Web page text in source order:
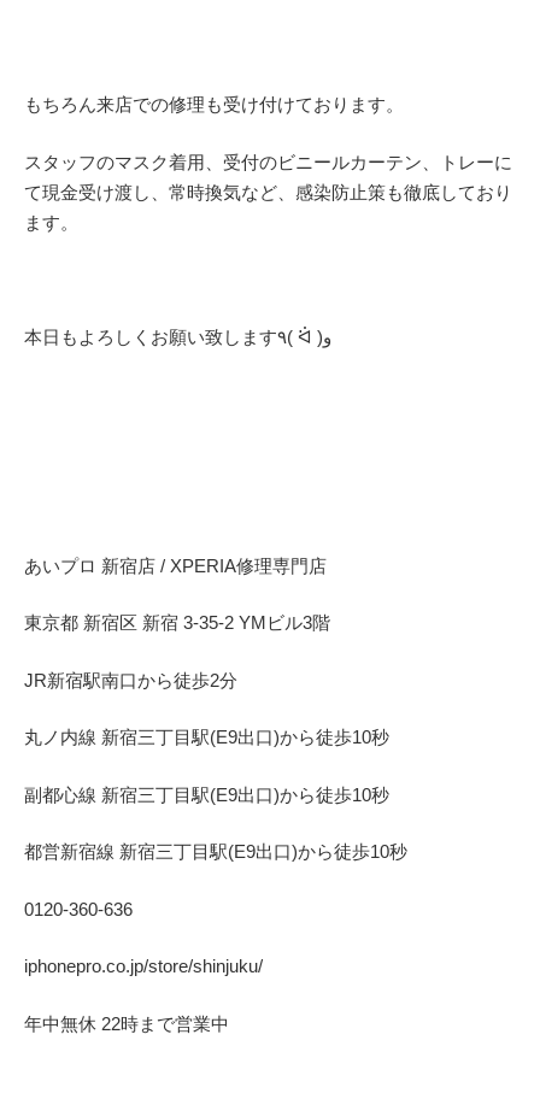
もちろん来店での修理も受け付けております。
スタッフのマスク着用、受付のビニールカーテン、トレーに
て現金受け渡し、常時換気など、感染防止策も徹底しており
ます。
本日もよろしくお願い致します٩( ᐛ )و
あいプロ 新宿店 / XPERIA修理専門店
東京都 新宿区 新宿 3-35-2 YMビル3階
JR新宿駅南口から徒歩2分
丸ノ内線 新宿三丁目駅(E9出口)から徒歩10秒
副都心線 新宿三丁目駅(E9出口)から徒歩10秒
都営新宿線 新宿三丁目駅(E9出口)から徒歩10秒
0120-360-636
iphonepro.co.jp/store/shinjuku/
年中無休 22時まで営業中